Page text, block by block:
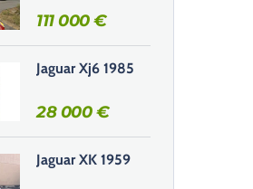
111 000€
Jaguar Xj6 1985
28 000€
Jaguar XK 1959